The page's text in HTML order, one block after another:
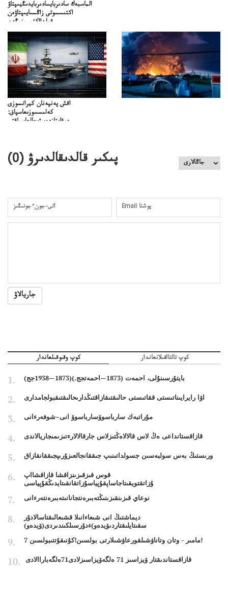
الماسبەك سادىربايسادىربايدىڭيىپتاۋ
اكتىسسوتى زاڭسىايىپتاۋەن
قولدااكتىسىنىڭەن
ميلليونزاڭسىزدىعىمەنقولدانوسىرىلگەنميلليوندار
اقش پەنپەنان كيرانسوزى
كەلىسسوزىعاسپاق:
دوقايتازدەسۋىجالعاسپاقتى
پىكىر قالدىقالدىرۋ (0
)
جاريالاۋ
كوپ وقىوقىلعاندار كوپ تالتالقىلانعاندار
بايتۇرسىنۇلى، احمەت (1873—احمەتجج.)(1873—1938جج)
اۋا رايرايىناتىستى ققاتىستى حالىقتىقازاقتىڭدارىحالىقتىقبولجامدارى
مۇراتبەك سارباسوۆسارباسوۆ انى–شوفەرءانى
قازاقستانداعى ەڭ لاس قالالاەڭتىزلاس جارقالالارءتىزىمىجاريالاندى
ورىستىڭ بەس سولبەسىن جسولداتىنىپ جىققانجالعىزۇرىپجىققانقازاق
قوس قىزقىزىنزاقشا قازاقشااپ
ۇزاتقتويقىتاجاساپقۇپياسۇزاتقانقىتايدىڭقۇپياسى
نوعاي قىزىنقىزىنىڭتەبىرەنتجانانىتەبىرەنتەرءانى
ديماشتىڭ انى شىعاءانىلا قشىعالىقتاسالادۇر
سقىتايلىقتاردىۆيدەو)ءدۇرسىلكىندىردى(ۆيدەو)
7 مامىر - وتان وتاناۋشىلقورعاۋشىلارتى بولسىن!كۇنىقۇتتىبولسىن!
قازاقستاندىقتار ۆيزاسىز 71 ەلگەۆيزاسىزلادى71ەلگەباراالادى